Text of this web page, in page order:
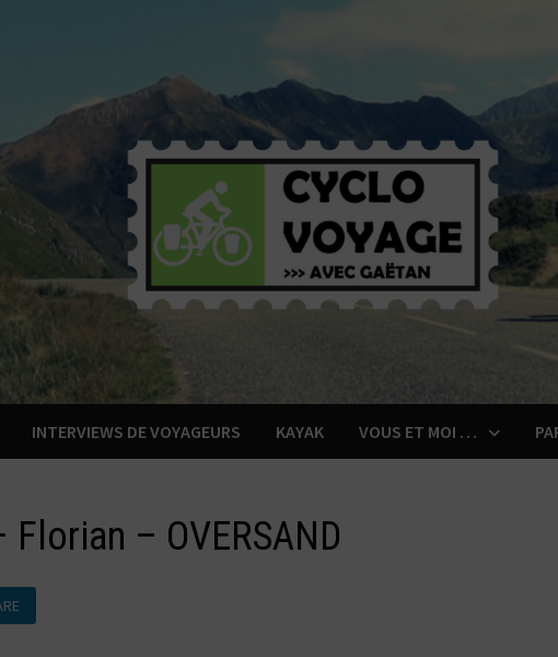
INTERVIEWS DE VOYAGEURS KAYAK VOUS ET MOI …
– OVERSAND